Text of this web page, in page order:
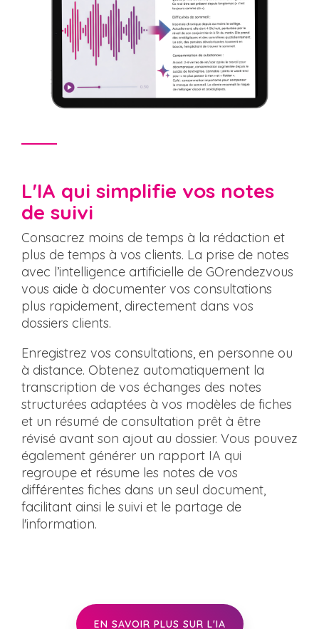
L'IA qui simplifie vos notes
de suivi
Consacrez moins de temps à la rédaction et
plus de temps à vos clients. La prise de notes
avec l’intelligence artificielle de GOrendezvous
vous aide à documenter vos consultations
plus rapidement, directement dans vos
dossiers clients.
Enregistrez vos consultations, en personne ou
à distance. Obtenez automatiquement la
transcription de vos échanges des notes
structurées adaptées à vos modèles de fiches
et un résumé de consultation prêt à être
révisé avant son ajout au dossier. Vous pouvez
également générer un rapport IA qui
regroupe et résume les notes de vos
différentes fiches dans un seul document,
facilitant ainsi le suivi et le partage de
l'information.
EN SAVOIR PLUS SUR L'IA